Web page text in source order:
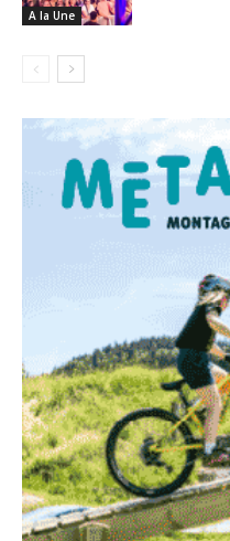
A la Une